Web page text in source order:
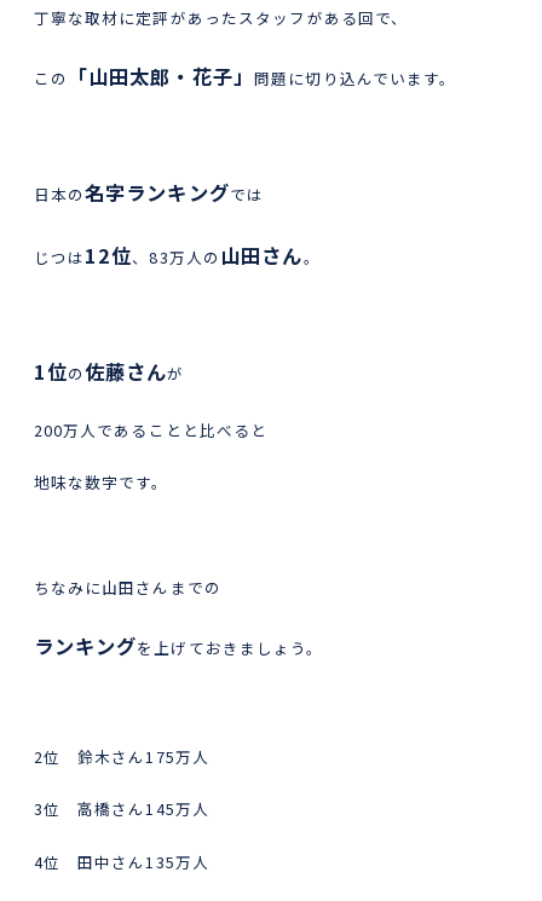
丁寧な取材に定評があったスタッフがある回で、
この 「山田太郎・花子」 問題に切り込んでいます。
日本の名字ランキングでは
じつは12位、83万人の 山田さん。
1位の佐藤さんが
200万人であることと比べると
地味な数字です。
ちなみに山田さんまでの
ランキングを上げておきましょう。
2位 鈴木さん175万人
3位 高橋さん145万人
4位 田中さん135万人